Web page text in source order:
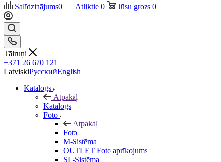
Salīdzinājums0 Atliktie 0 Jūsu grozs 0
Tālruņi
+371 26 670 121
LatviskiРусскийEnglish
Katalogs
Atpakaļ
Katalogs
Foto
Atpakaļ
Foto
M-Sistēma
OUTLET Foto aprīkojums
SL-Sistēma